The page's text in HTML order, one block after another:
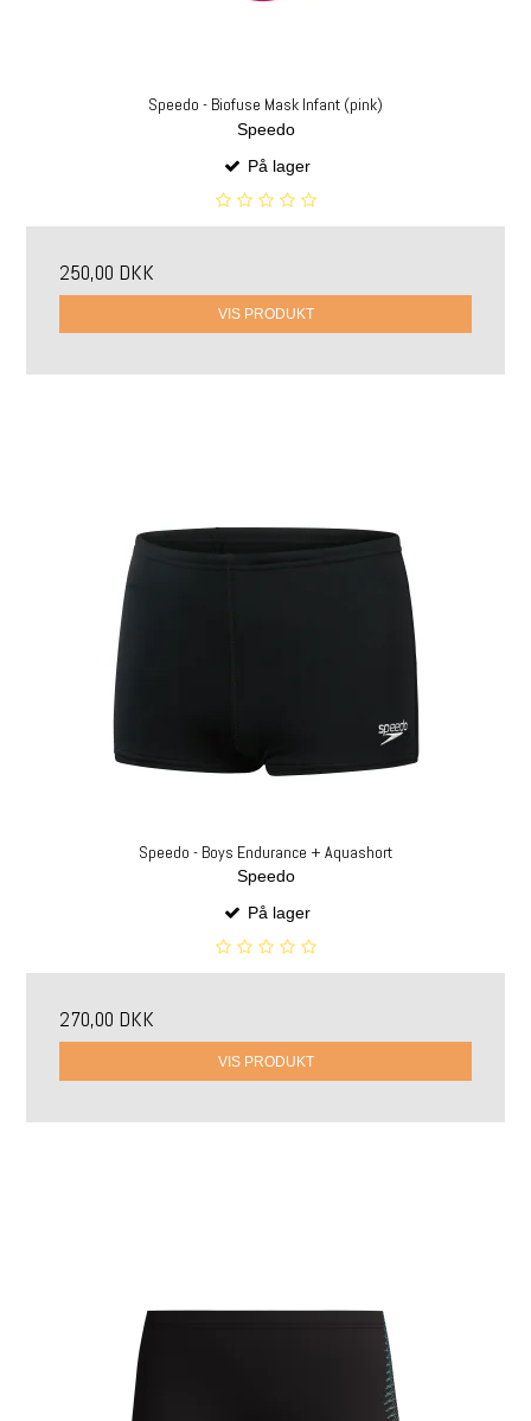
Speedo - Biofuse Mask Infant (pink)
Speedo
På lager
250,00 DKK
VIS PRODUKT
Speedo - Boys Endurance + Aquashort
Speedo
På lager
270,00 DKK
VIS PRODUKT